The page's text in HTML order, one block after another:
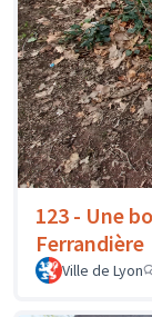
123 - Une
Ferrandière
Ville de Lyon